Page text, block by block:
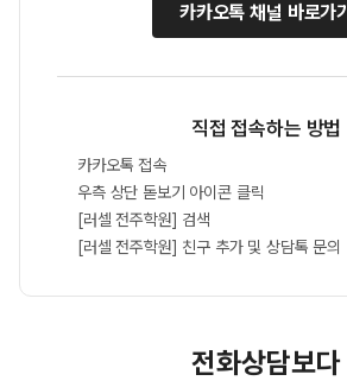
카카오톡 채널 바로가기
직접 접속하는 방법
카카오톡 접속
우측 상단 돋보기 아이콘 클릭
[러셀 전주학원] 검색
[러셀 전주학원] 친구 추가 및 상담톡 문의
전화상담보다